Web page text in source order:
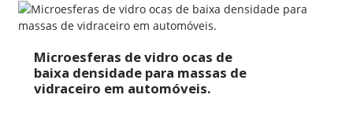
Microesferas de vidro ocas de
baixa densidade para massas de
vidraceiro em automóveis.